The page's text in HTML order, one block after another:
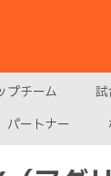
プチーム
パートナー